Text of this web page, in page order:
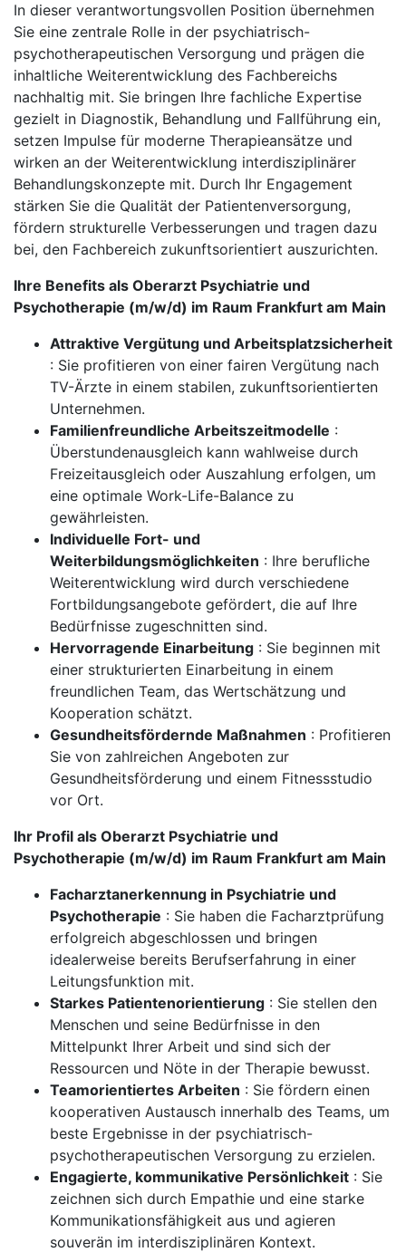
In dieser verantwortungsvollen Position übernehmen
Sie eine zentrale Rolle in der psychiatrisch-
psychotherapeutischen Versorgung und prägen die
inhaltliche Weiterentwicklung des Fachbereichs
nachhaltig mit. Sie bringen Ihre fachliche Expertise
gezielt in Diagnostik, Behandlung und Fallführung ein,
setzen Impulse für moderne Therapieansätze und
wirken an der Weiterentwicklung interdisziplinärer
Behandlungskonzepte mit. Durch Ihr Engagement
stärken Sie die Qualität der Patientenversorgung,
fördern strukturelle Verbesserungen und tragen dazu
bei, den Fachbereich zukunftsorientiert auszurichten.
Ihre Benefits als Oberarzt Psychiatrie und
Psychotherapie (m/w/d) im Raum Frankfurt am Main
Attraktive Vergütung und Arbeitsplatzsicherheit
: Sie profitieren von einer fairen Vergütung nach
TV-Ärzte in einem stabilen, zukunftsorientierten
Unternehmen.
Familienfreundliche Arbeitszeitmodelle :
Überstundenausgleich kann wahlweise durch
Freizeitausgleich oder Auszahlung erfolgen, um
eine optimale Work-Life-Balance zu
gewährleisten.
Individuelle Fort- und
Weiterbildungsmöglichkeiten : Ihre berufliche
Weiterentwicklung wird durch verschiedene
Fortbildungsangebote gefördert, die auf Ihre
Bedürfnisse zugeschnitten sind.
Hervorragende Einarbeitung : Sie beginnen mit
einer strukturierten Einarbeitung in einem
freundlichen Team, das Wertschätzung und
Kooperation schätzt.
Gesundheitsfördernde Maßnahmen : Profitieren
Sie von zahlreichen Angeboten zur
Gesundheitsförderung und einem Fitnessstudio
vor Ort.
Ihr Profil als Oberarzt Psychiatrie und
Psychotherapie (m/w/d) im Raum Frankfurt am Main
Facharztanerkennung in Psychiatrie und
Psychotherapie : Sie haben die Facharztprüfung
erfolgreich abgeschlossen und bringen
idealerweise bereits Berufserfahrung in einer
Leitungsfunktion mit.
Starkes Patientenorientierung : Sie stellen den
Menschen und seine Bedürfnisse in den
Mittelpunkt Ihrer Arbeit und sind sich der
Ressourcen und Nöte in der Therapie bewusst.
Teamorientiertes Arbeiten : Sie fördern einen
kooperativen Austausch innerhalb des Teams, um
beste Ergebnisse in der psychiatrisch-
psychotherapeutischen Versorgung zu erzielen.
Engagierte, kommunikative Persönlichkeit : Sie
zeichnen sich durch Empathie und eine starke
Kommunikationsfähigkeit aus und agieren
souverän im interdisziplinären Kontext.